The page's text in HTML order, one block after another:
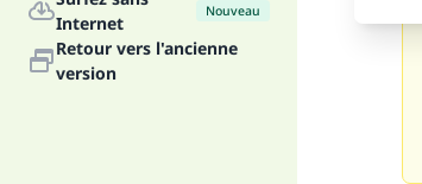
Internet
Nouveau
Retour vers l'ancienne
version